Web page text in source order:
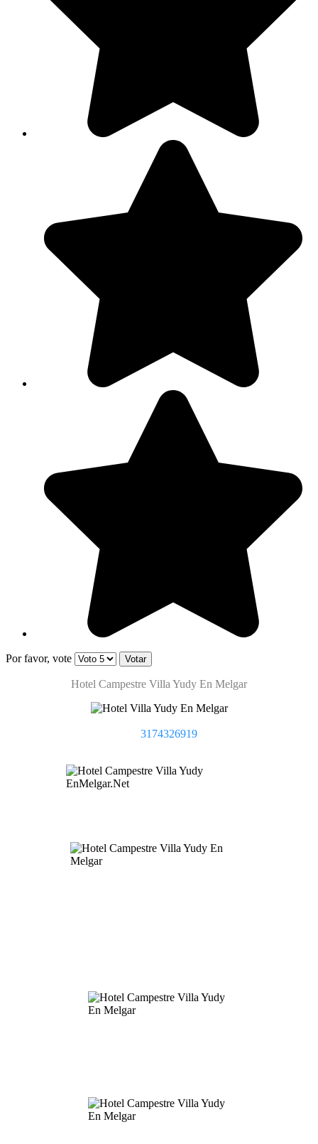
Por favor, vote
Hotel Campestre Villa Yudy En Melgar
3174326919